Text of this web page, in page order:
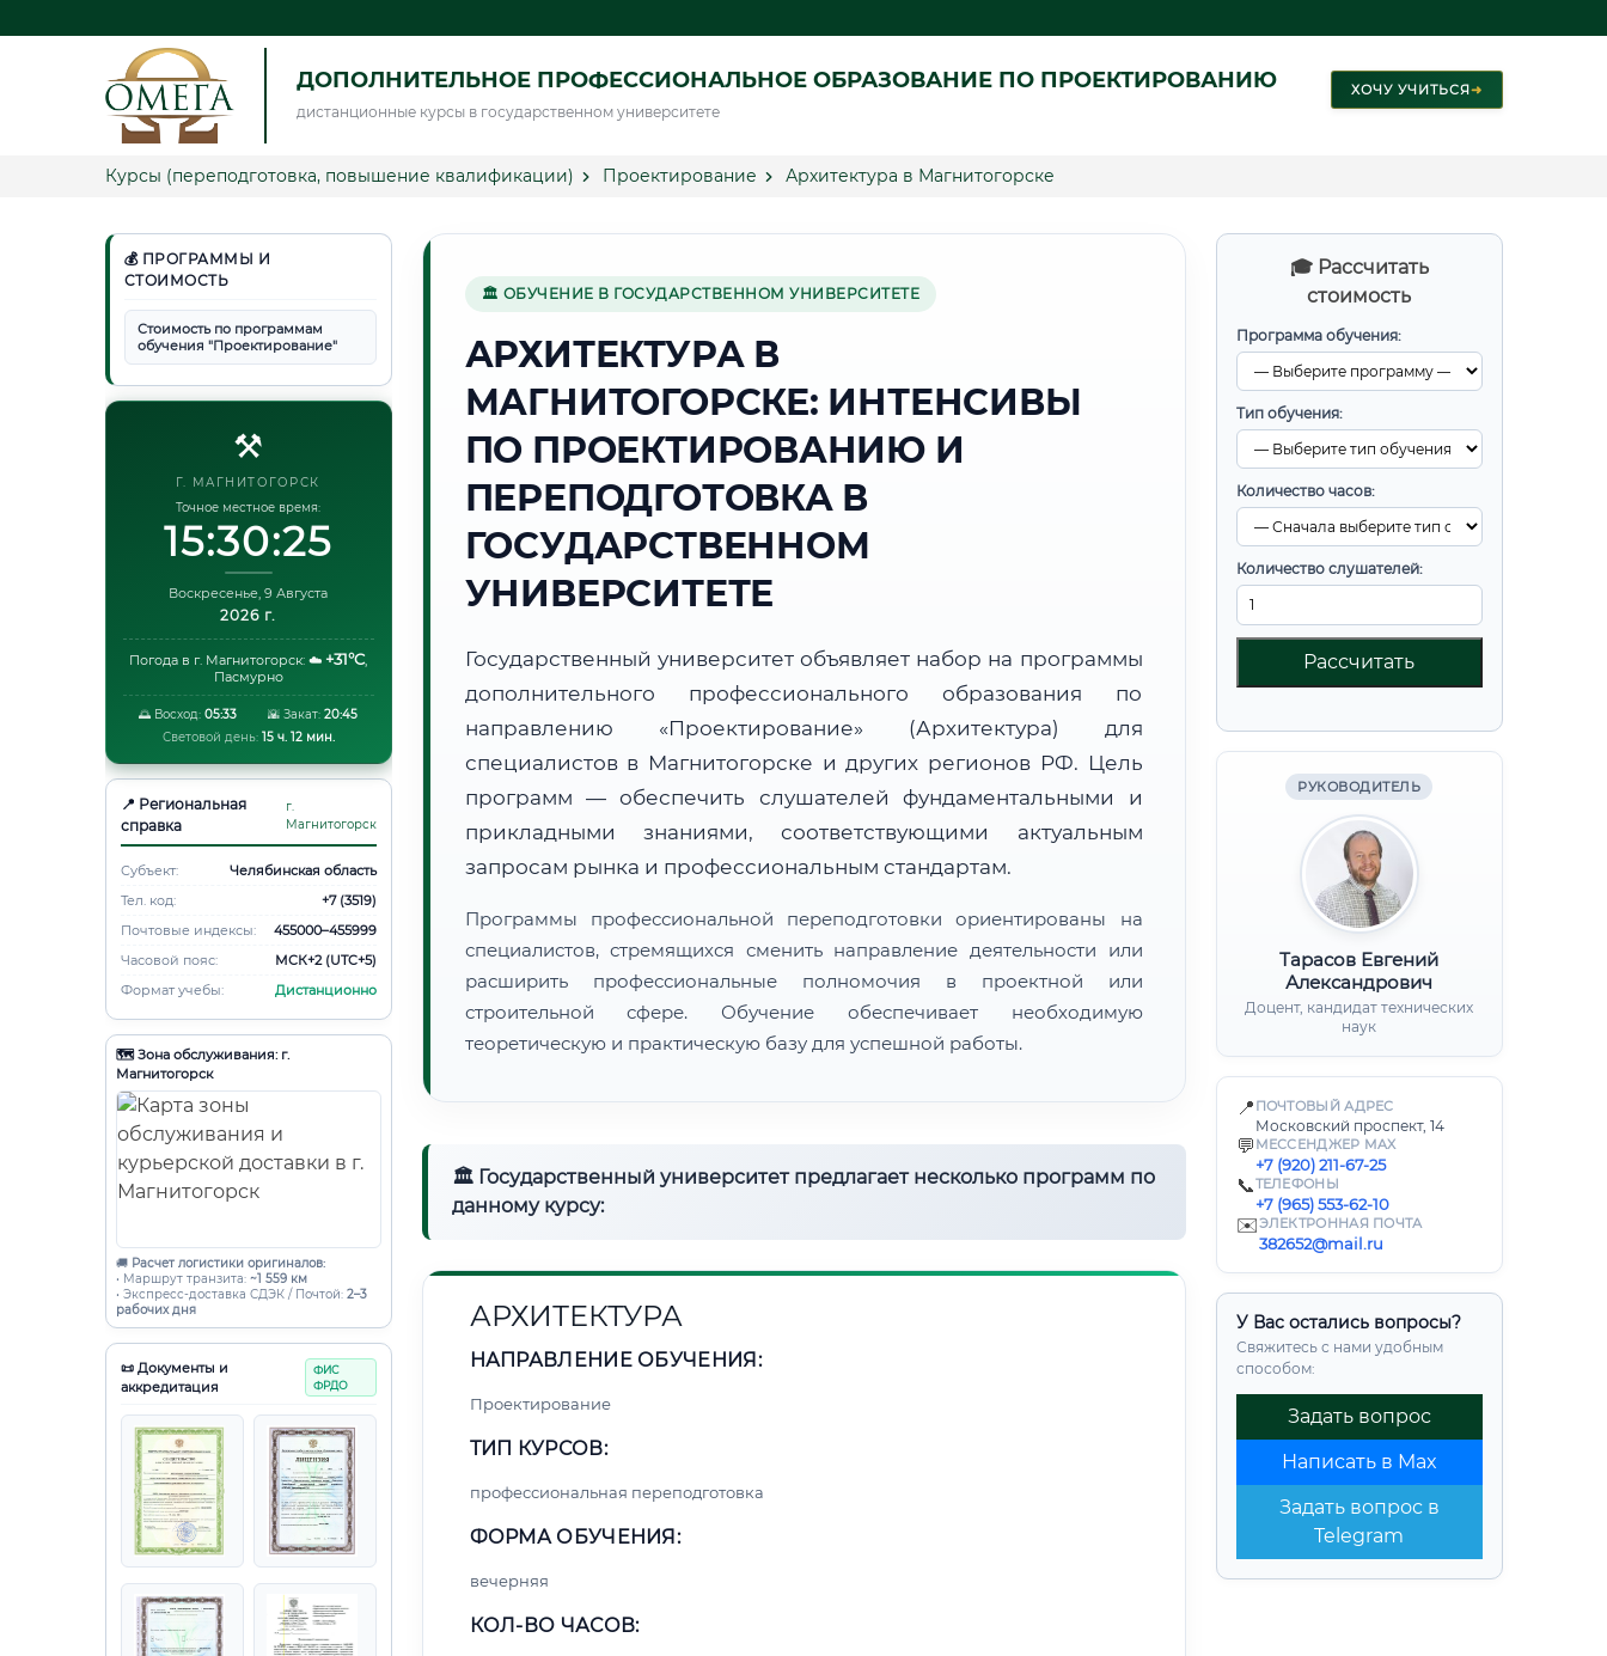
ДОПОЛНИТЕЛЬНОЕ ПРОФЕССИОНАЛЬНОЕ ОБРАЗОВАНИЕ ПО ПРОЕКТИРОВАНИЮ
дистанционные курсы в государственном университете
ХОЧУ УЧИТЬСЯ➜
Курсы (переподготовка, повышение квалификации) Проектирование Архитектура в Магнитогорске
💰 ПРОГРАММЫ И
СТОИМОСТЬ
Стоимость по программам
обучения "Проектирование"
⚒️
Г. МАГНИТОГОРСК
Точное местное время:
15:30:26
Воскресенье, 9 Августа
2026 г.
Погода в г. Магнитогорск: ☁️ +31°C,
Пасмурно
🌅 Восход: 05:33 🌇 Закат:20:45
Световой день: 15 ч. 12 мин.
📍 Региональная
справка
г.
Магнитогорск
Субъект:
Челябинская область
Тел. код:
+7 (3519)
Почтовые индексы:
455000–455999
Часовой пояс:
МСК+2 (UTC+5)
Формат учебы:
Дистанционно
🗺️ Зона обслуживания: г.
Магнитогорск
🚚 Расчет логистики оригиналов:
• Маршрут транзита: ~1 559 км
• Экспресс-доставка СДЭК / Почтой: 2–3
рабочих дня
📜 Документы и
аккредитация
ФИС
ФРДО
🎓 Рассчитать
стоимость
Программа обучения:
Тип обучения:
Количество часов:
Количество слушателей:
Рассчитать
РУКОВОДИТЕЛЬ
Тарасов Евгений
Александрович
Доцент, кандидат технических
наук
📍 ПОЧТОВЫЙ АДРЕС
Московский проспект, 14
💬 МЕССЕНДЖЕР MAX
+7 (920) 211-67-25
📞ТЕЛЕФОНЫ
+7 (965) 553-62-10
✉️ЭЛЕКТРОННАЯ ПОЧТА
382652@mail.ru
У Вас остались вопросы?
Свяжитесь с нами удобным
способом:
Задать вопрос
Написать в Max
Задать вопрос в
Telegram
🏛 ОБУЧЕНИЕ В ГОСУДАРСТВЕННОМ УНИВЕРСИТЕТЕ
АРХИТЕКТУРА В
МАГНИТОГОРСКЕ: ИНТЕНСИВЫ
ПО ПРОЕКТИРОВАНИЮ И
ПЕРЕПОДГОТОВКА В
ГОСУДАРСТВЕННОМ
УНИВЕРСИТЕТЕ
Государственный университет объявляет набор на программы
дополнительного профессионального образования по
направлению «Проектирование» (Архитектура) для
специалистов в Магнитогорске и других регионов РФ. Цель
программ — обеспечить слушателей фундаментальными и
прикладными знаниями, соответствующими актуальным
запросам рынка и профессиональным стандартам.
Программы профессиональной переподготовки ориентированы на
специалистов, стремящихся сменить направление деятельности или
расширить профессиональные полномочия в проектной или
строительной сфере. Обучение обеспечивает необходимую
теоретическую и практическую базу для успешной работы.
🏛 Государственный университет предлагает несколько программ по
данному курсу:
АРХИТЕКТУРА
НАПРАВЛЕНИЕ ОБУЧЕНИЯ:
Проектирование
ТИП КУРСОВ:
профессиональная переподготовка
ФОРМА ОБУЧЕНИЯ:
вечерняя
КОЛ-ВО ЧАСОВ: